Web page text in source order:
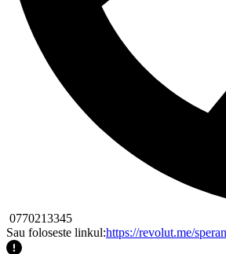
0770213345
Sau foloseste linkul:https://revolut.me/